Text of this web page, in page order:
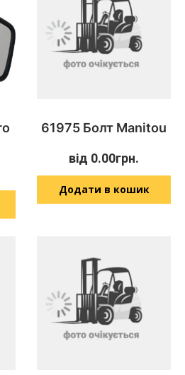
61975 Болт Manitou
від 0.00грн.
Додати в кошик